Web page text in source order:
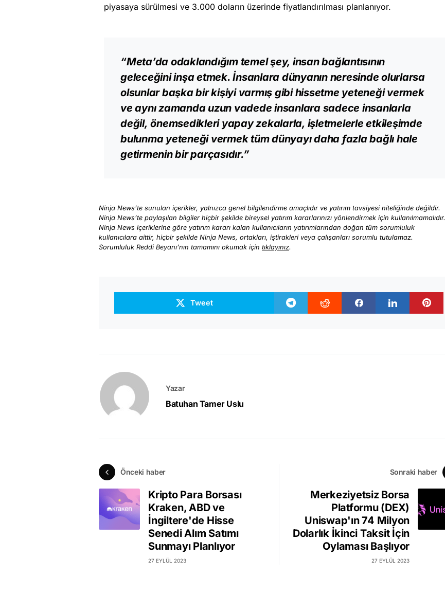
piyasaya sürülmesi ve 3.000 doların üzerinde fiyatlandırılması planlanıyor.
“Meta’da odaklandığım temel şey, insan bağlantısının
geleceğini inşa etmek. İnsanlara dünyanın neresinde olurlarsa
olsunlar başka bir kişiyi varmış gibi hissetme yeteneği vermek
ve aynı zamanda uzun vadede insanlara sadece insanlarla
değil, önemsedikleri yapay zekalarla, işletmelerle etkileşimde
bulunma yeteneği vermek tüm dünyayı daha fazla bağlı hale
getirmenin bir parçasıdır.”
Ninja News’te sunulan içerikler, yalnızca genel bilgilendirme amaçlıdır ve yatırım tavsiyesi niteliğinde değildir.
Ninja News’te paylaşılan bilgiler hiçbir şekilde bireysel yatırım kararlarınızı yönlendirmek için kullanılmamalıdır.
Ninja News içeriklerine göre yatırım kararı kalan kullanıcıların yatırımlarından doğan tüm sorumluluk
kullanıcılara aittir, hiçbir şekilde Ninja News, ortakları, iştirakleri veya çalışanları sorumlu tutulamaz.
Sorumluluk Reddi Beyanı’nın tamamını okumak için tıklayınız.
Tweet
Yazar
Batuhan Tamer Uslu
Önceki haber
Kripto Para Borsası
Kraken, ABD ve
İngiltere'de Hisse
Senedi Alım Satımı
Sunmayı Planlıyor
27 EYLÜL 2023
Sonraki haber
Merkeziyetsiz Borsa
Platformu (DEX)
Uniswap'ın 74 Milyon
Dolarlık İkinci Taksit İçin
Oylaması Başlıyor
27 EYLÜL 2023